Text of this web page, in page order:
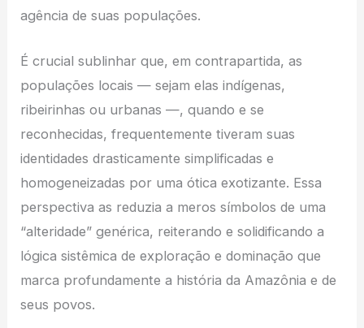
agência de suas populações.
É crucial sublinhar que, em contrapartida, as
populações locais — sejam elas indígenas,
ribeirinhas ou urbanas —, quando e se
reconhecidas, frequentemente tiveram suas
identidades drasticamente simplificadas e
homogeneizadas por uma ótica exotizante. Essa
perspectiva as reduzia a meros símbolos de uma
“alteridade” genérica, reiterando e solidificando a
lógica sistêmica de exploração e dominação que
marca profundamente a história da Amazônia e de
seus povos.